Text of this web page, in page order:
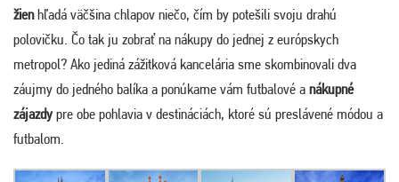
žienhľadá väčšina chlapov niečo, čím by potešili svoju drahú
polovičku. Čo tak ju zobrať na nákupy do jednej z európskych
metropol? Ako jediná zážitková kancelária sme skombinovali dva
záujmy do jedného balíka a ponúkame vám futbalové a nákupné
zájazdypre obe pohlavia v destináciách, ktoré sú preslávené módou a
futbalom.